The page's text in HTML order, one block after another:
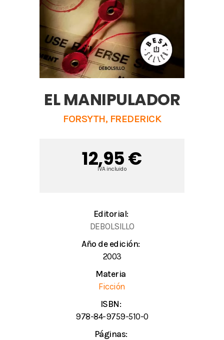
EL MANIPULADOR
FORSYTH, FREDERICK
12,95 €
IVA incluido
Editorial:
DEBOLSILLO
Año de edición:
2003
Materia
Ficción
ISBN:
978-84-9759-510-0
Páginas: